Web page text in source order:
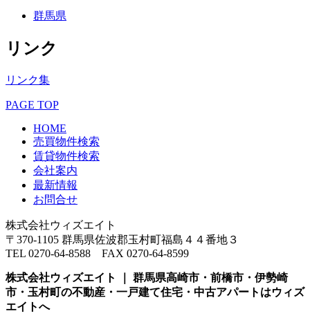
群馬県
リンク
リンク集
PAGE TOP
HOME
売買物件検索
賃貸物件検索
会社案内
最新情報
お問合せ
株式会社ウィズエイト
〒370-1105 群馬県佐波郡玉村町福島４４番地３
TEL 0270-64-8588 FAX 0270-64-8599
株式会社ウィズエイト ｜ 群馬県高崎市・前橋市・伊勢崎
市・玉村町の不動産・一戸建て住宅・中古アパートはウィズ
エイトへ